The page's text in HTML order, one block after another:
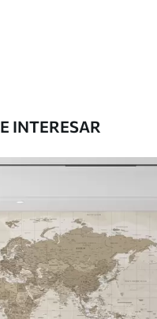
INTERESAR